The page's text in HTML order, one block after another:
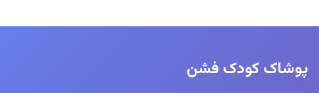
پوشاک کودک فشن